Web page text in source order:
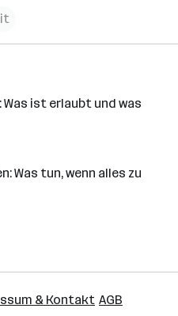
ist erlaubt und was
Was tun, wenn alles zu
& Kontakt AGB